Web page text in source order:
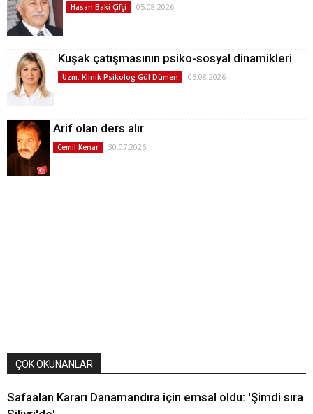
Hasan Baki Çifçi 05.08.2026
Kuşak çatışmasının psiko-sosyal dinamikleri
Uzm. Klinik Psikolog Gül Dümen 05.08.2026
Arif olan ders alır
Cemil Kenar 30.07.2026
ÇOK OKUNANLAR
Safaalan Kararı Danamandıra için emsal oldu: 'Şimdi sıra